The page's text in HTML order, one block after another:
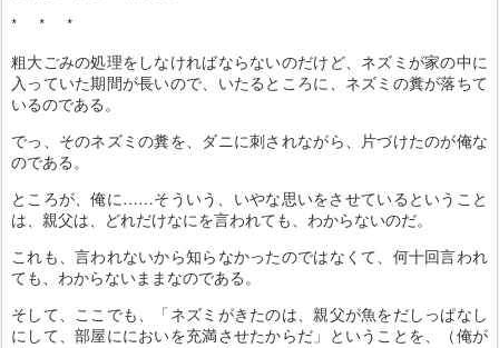
* * *
粗大ごみの処理をしなければならないのだけど、ネズミが家の中に
入っていた期間が長いので、いたるところに、ネズミの糞が落ちて
いるのである。
でっ、そのネズミの糞を、ダニに刺されながら、片づけたのが俺な
のである。
ところが、俺に……そういう、いやな思いをさせているということ
は、親父は、どれだけなにを言われても、わからないのだ。
これも、言われないから知らなかったのではなくて、何十回言われ
ても、わからないままなのである。
そして、ここでも、「ネズミがきたのは、親父が魚をだしっぱなし
にして、部屋ににおいを充満させたからだ」ということを、（俺が